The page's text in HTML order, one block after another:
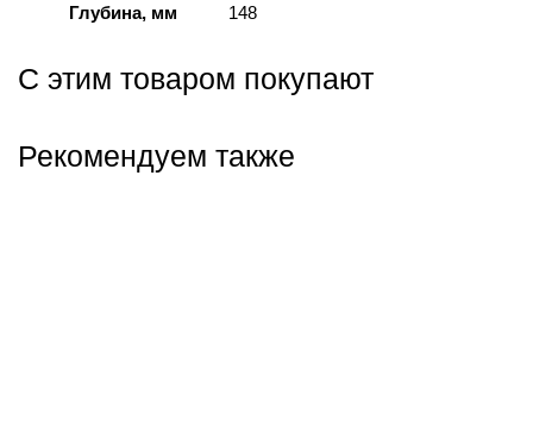
Глубина, мм
148
С этим товаром покупают
Рекомендуем также